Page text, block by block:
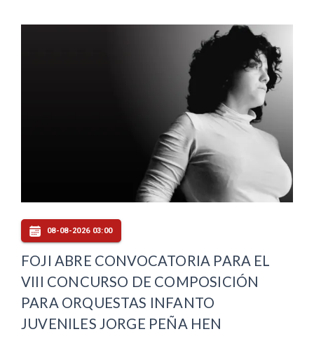
08-08-2026 03:00
FOJI ABRE CONVOCATORIA PARA EL
VIII CONCURSO DE COMPOSICIÓN
PARA ORQUESTAS INFANTO
JUVENILES JORGE PEÑA HEN